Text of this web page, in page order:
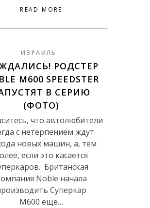
READ MORE
ИЗРАИЛЬ
РОДСТЕР
M600 SPEEDSTER
В СЕРИЮ
(ФОТО)
что автолюбители
с нетерпением ждут
новых машин, а, тем
если это касается
Британская
Noble начала
Суперкар
M600 еще…